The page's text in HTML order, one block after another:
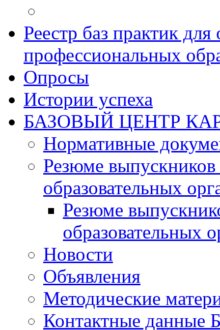
Реестр баз практик
профессиональных
Опросы
Истории успеха
БАЗОВЫЙ ЦЕНТР
Нормативные
Резюме
образовательных
Резюме
образовательных
Новости
Объявления
Методические
Контактные